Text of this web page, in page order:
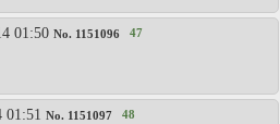
01:50 No. 1151096 47
01:51 No. 1151097 48